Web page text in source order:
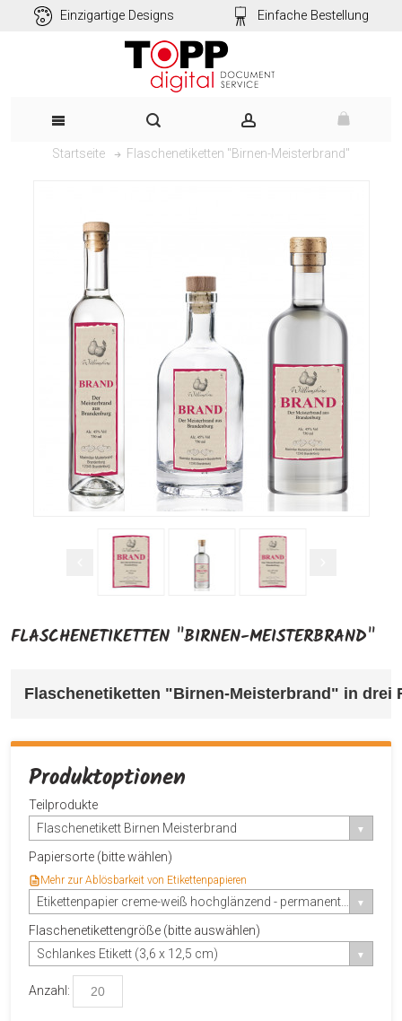
Einzigartige Designs Einfache Bestellung
Startseite Flaschenetiketten "Birnen-Meisterbrand"
FLASCHENETIKETTEN "BIRNEN-MEISTERBRAND"
Flaschenetiketten "Birnen-Meisterbrand" in drei
Produktoptionen
Teilprodukte
Flaschenetikett Birnen Meisterbrand
Papiersorte (bitte wählen)
Mehr zur Ablösbarkeit von Etikettenpapieren
Flaschenetikettengröße (bitte auswählen)
Schlankes Etikett (3,6 x 12,5 cm)
Anzahl: